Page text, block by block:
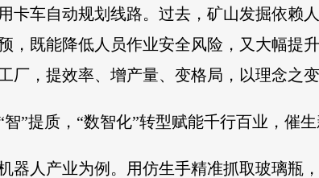
卡车自动规划线路。过去，矿山发掘依赖
，既能降低人员作业安全风险，又大幅提
厂，提效率、增产量、变格局，以理念之
”提质，“数智化”转型赋能千行百业，催生
器人产业为例。用仿生手精准抓取玻璃